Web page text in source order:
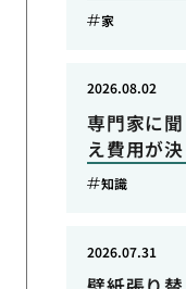
家
専門家に
え費用が
2026.08.02
知識
2026.07.31